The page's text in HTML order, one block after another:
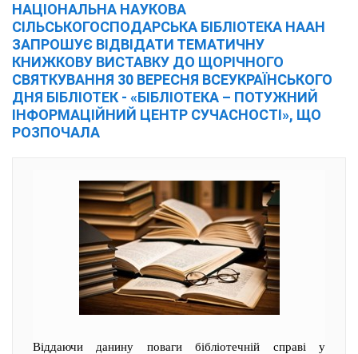
НАЦІОНАЛЬНА НАУКОВА
СІЛЬСЬКОГОСПОДАРСЬКА БІБЛІОТЕКА НААН
ЗАПРОШУЄ ВІДВІДАТИ ТЕМАТИЧНУ
КНИЖКОВУ ВИСТАВКУ ДО ЩОРІЧНОГО
СВЯТКУВАННЯ 30 ВЕРЕСНЯ ВСЕУКРАЇНСЬКОГО
ДНЯ БІБЛІОТЕК - «БІБЛІОТЕКА – ПОТУЖНИЙ
ІНФОРМАЦІЙНИЙ ЦЕНТР СУЧАСНОСТІ», ЩО
РОЗПОЧАЛА
Віддаючи данину поваги бібліотечній справі у